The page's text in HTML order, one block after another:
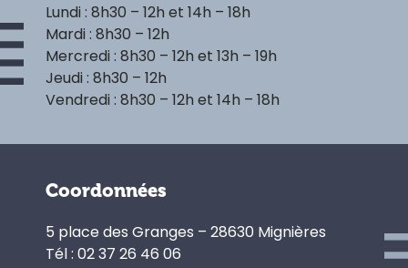
Lundi : 8h30 – 12h et 14h – 18h
Mardi : 8h30 – 12h
Mercredi : 8h30 – 12h et 13h – 19h
Jeudi : 8h30 – 12h
Vendredi : 8h30 – 12h et 14h – 18h
Coordonnées
5 place des Granges – 28630 Mignières
Tél : 02 37 26 46 06